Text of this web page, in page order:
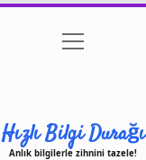
Gizlilik Politikası
menüyü
aç
Hızlı Bilgi Durağı
Anlık bilgilerle zihnini tazele!